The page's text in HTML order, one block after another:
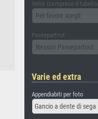
Vetro (compreso il
Per favore scegli
Passepartout
Nessun Passepartout
Varie ed extra
Appendiabiti per foto
Gancio a dente di sega